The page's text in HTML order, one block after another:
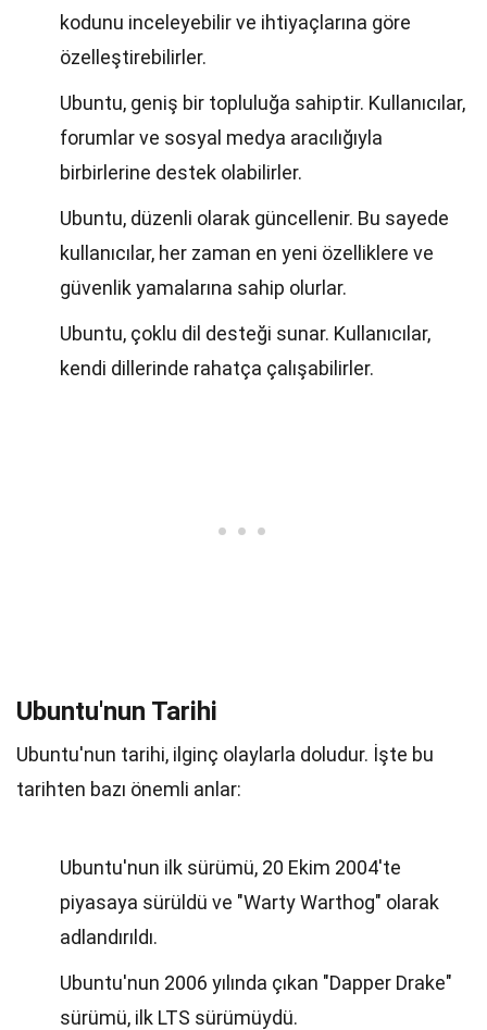
kodunu inceleyebilir ve ihtiyaçlarına göre
özelleştirebilirler.
Ubuntu, geniş bir topluluğa sahiptir. Kullanıcılar,
forumlar ve sosyal medya aracılığıyla
birbirlerine destek olabilirler.
Ubuntu, düzenli olarak güncellenir. Bu sayede
kullanıcılar, her zaman en yeni özelliklere ve
güvenlik yamalarına sahip olurlar.
Ubuntu, çoklu dil desteği sunar. Kullanıcılar,
kendi dillerinde rahatça çalışabilirler.
Ubuntu'nun Tarihi
Ubuntu'nun tarihi, ilginç olaylarla doludur. İşte bu
tarihten bazı önemli anlar:
Ubuntu'nun ilk sürümü, 20 Ekim 2004'te
piyasaya sürüldü ve "Warty Warthog" olarak
adlandırıldı.
Ubuntu'nun 2006 yılında çıkan "Dapper Drake"
sürümü, ilk LTS sürümüydü.